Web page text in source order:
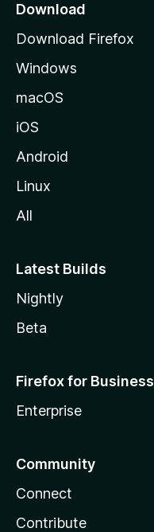
Download
Download Firefox
Windows
macOS
iOS
Android
Linux
All
Latest Builds
Nightly
Beta
Firefox for Business
Enterprise
Community
Connect
Contribute